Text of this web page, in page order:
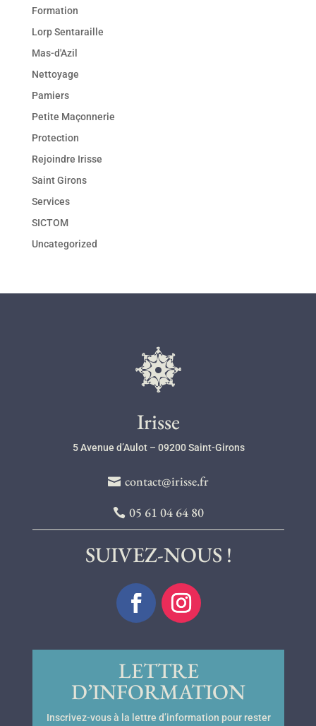
Formation
Lorp Sentaraille
Mas-d'Azil
Nettoyage
Pamiers
Petite Maçonnerie
Protection
Rejoindre Irisse
Saint Girons
Services
SICTOM
Uncategorized
l
Irisse
5 Avenue d’Aulot – 09200 Saint-Girons
contact@irisse.fr
05 61 04 64 80
SUIVEZ-NOUS !
LETTRE
D’INFORMATION
Inscrivez-vous à la lettre d’information pour rester